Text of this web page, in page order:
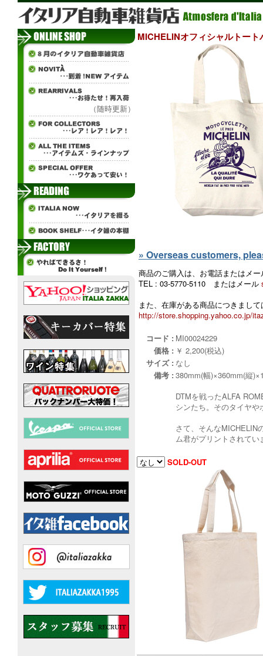
（随時更新）
MICHELINオフィシャルトー
» Overseas customers,
商品のご購入は、お電話またはメ
TEL : 03-5770-5110 またはメール
また、在庫がある商品につきまし
http://store.shopping.yahoo.co.jp/
コード : MI00024229
価格 : ￥ 2,200(税込)
サイズ : なし
備考 : 380mm(幅)×360mm(縦
DTMを戦ったALFA
シンたち。そのタイヤ
さて、そんなMICHELIN
ム君がプリントされて
SOLD-OUT